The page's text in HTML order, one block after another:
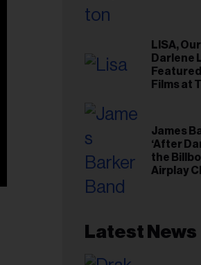
LISA,
Darlene
Films at
James
‘After
the
Airplay
Latest News